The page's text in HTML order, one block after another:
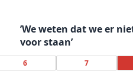
’We weten dat we er
voor staan’
6 7